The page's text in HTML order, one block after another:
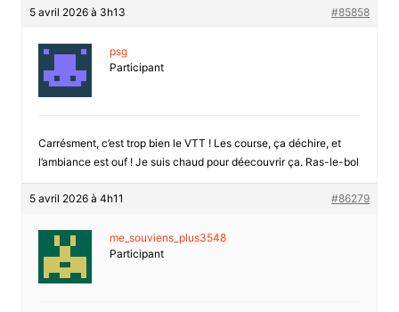
5 avril 2026 à 3h13 #85858
psg
Participant
Carrésment, c’est trop bien le VTT ! Les course, ça déchire, et
l’ambiance est ouf ! Je suis chaud pour déecouvrir ça. Ras-le-bol
5 avril 2026 à 4h11 #86279
me_souviens_plus3548
Participant